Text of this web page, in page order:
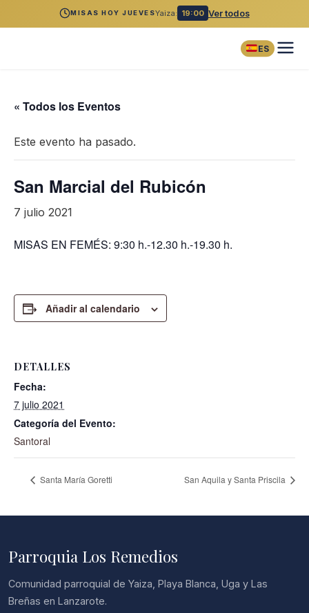
MISAS HOY JUEVESYaiza: 19:00 Ver todos
ES
« Todos los Eventos
Este evento ha pasado.
San Marcial del Rubicón
7 julio 2021
MISAS EN FEMÉS: 9:30 h.-12.30 h.-19.30 h.
Añadir al calendario
DETALLES
Fecha:
7 julio 2021
Categoría del Evento:
Santoral
Santa María Goretti San Aquila y Santa Priscila
Parroquia Los Remedios
Comunidad parroquial de Yaiza, Playa Blanca, Uga y Las
Breñas en Lanzarote.